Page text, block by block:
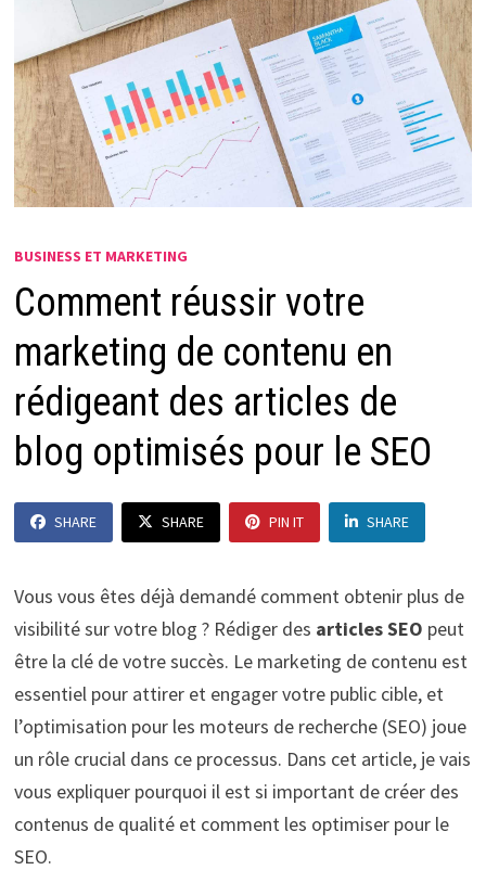
BUSINESS ET MARKETING
Comment réussir votre
marketing de contenu en
rédigeant des articles de
blog optimisés pour le SEO
SHARE SHARE PIN IT SHARE
Vous vous êtes déjà demandé comment obtenir plus de
visibilité sur votre blog ? Rédiger des articles SEO peut
être la clé de votre succès. Le marketing de contenu est
essentiel pour attirer et engager votre public cible, et
l’optimisation pour les moteurs de recherche (SEO) joue
un rôle crucial dans ce processus. Dans cet article, je vais
vous expliquer pourquoi il est si important de créer des
contenus de qualité et comment les optimiser pour le
SEO.